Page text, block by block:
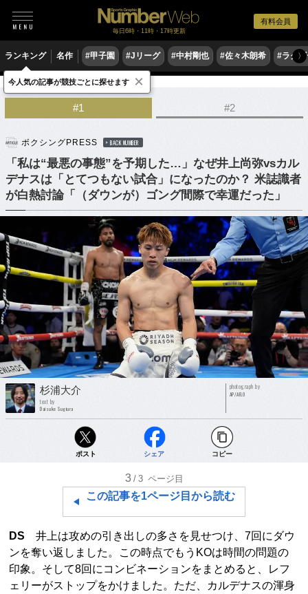
有料会員
毎日6時・11時・17時更新
ランキング 名作 #甲子園 #Jリーグ #中村剛也 #佐々木朗希 #ラグ〉
格闘技 ボクシング
#1 #2
ボクシングPRESS BACK NUMBER
「私は“最悪の事態”を予期した…」なぜ井上尚弥vsカル
デナスは「とてつもない試合」になったのか？ 米誌識者
が白熱討論「（ダウンが）ゴング間際で幸運だった」
杉浦大介
text by
Daisuke Sugiura
photograph by
AP/AFLO
ポスト シェア コピー
3 /3 ページ目
この記事を1ページ目から読む
DS 井上は攻めの引き出しの多さを見せつけ、7回にダウ
ンを奪い返しました。この時点でもうKOは時間の問題の
印象。そして8回にコンビネーションをまとめると、レフ
ェリーがストップをかけました。ただ、カルデナスの渾身
今人気の記事が競技ごとに探せます ×